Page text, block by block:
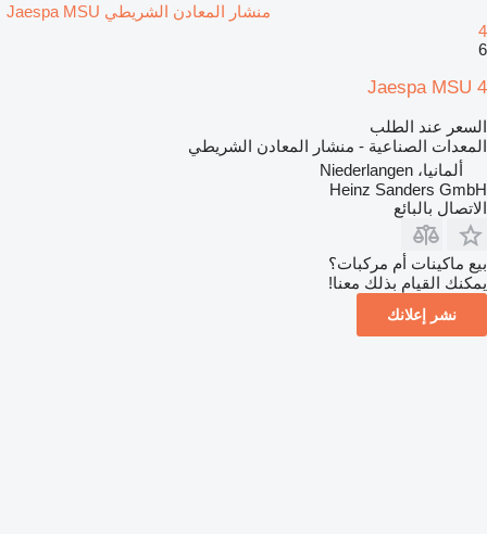
منشار المعادن الشريطي Jaespa MSU
4
6
Jaespa MSU 4
السعر عند الطلب
المعدات الصناعية - منشار المعادن الشريطي
ألمانيا، Niederlangen
Heinz Sanders GmbH
الاتصال بالبائع
بيع ماكينات أم مركبات؟
يمكنك القيام بذلك معنا!
نشر إعلانك